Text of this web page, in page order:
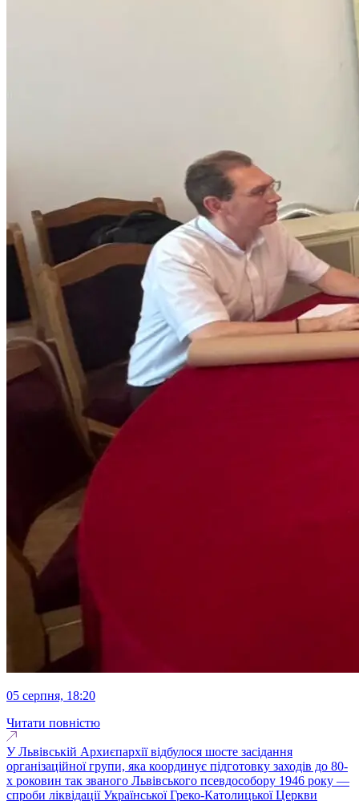
05 серпня, 18:20
Читати повністю
У Львівській Архиєпархії відбулося шосте засідання
організаційної групи, яка координує підготовку заходів до 80-
х роковин так званого Львівського псевдособору 1946 року ―
спроби ліквідації Української Греко-Католицької Церкви